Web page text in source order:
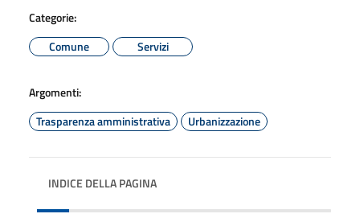
Categorie:
Comune
Servizi
Argomenti:
Trasparenza amministrativa
Urbanizzazione
INDICE DELLA PAGINA